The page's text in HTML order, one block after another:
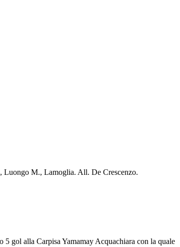
M., Lamoglia. All. De Crescenzo.
gol alla Carpisa Yamamay Acquachiara con la quale